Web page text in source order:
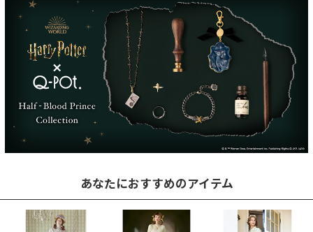
あなたにおすすめのアイテム